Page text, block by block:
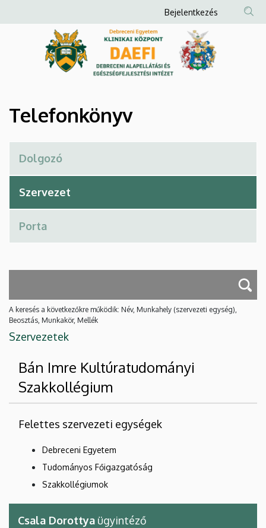
Debreceni
és
Egészségfejlesztési
Intézet
a
Anonim
Felhasználói
fiók
menüje
Bejelentkezés
Telefonkönyv
A keresés a következőkre működik: Név, Munkahely (szervezeti egység),
Beosztás, Munkakör, Mellék
Szervezetek
Bán Imre Kultúratudományi
Szakkollégium
Felettes szervezeti egységek
Debreceni Egyetem
Tudományos Főigazgatóság
Szakkollégiumok
Csala Dorottya ügyintéző